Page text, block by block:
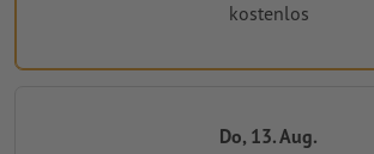
kostenlos
Do, 13. Aug.